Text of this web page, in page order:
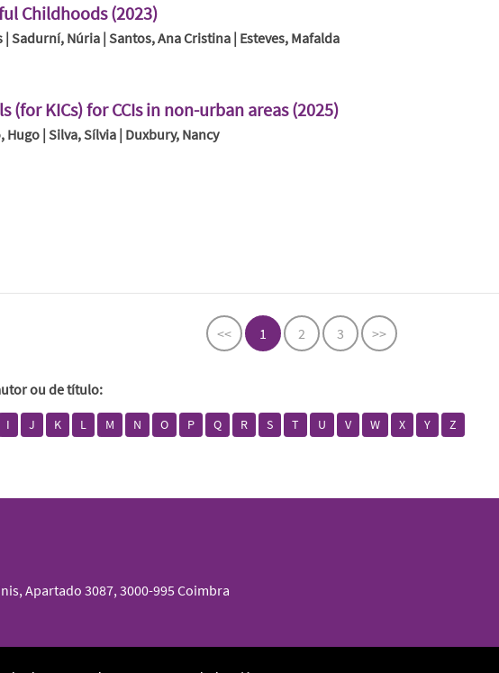
Childhoods (2023)
Sadurní, Núria | Santos, Ana Cristina | Esteves, Mafalda
KICs) for CCIs in non-urban areas (2025)
| Silva, Sílvia | Duxbury, Nancy
<< 1 2 3 >>
ou de título:
I J K L M N O P Q R S T U V W X Y Z
Apartado 3087, 3000-995 Coimbra